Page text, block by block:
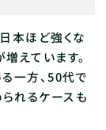
本ほど強くな
えています。
一方、50代で
れるケースも